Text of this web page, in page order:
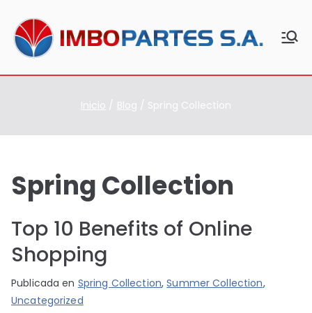
contenido
Imbo
Equipo
repues
agríco
Inicio Blog Spring Collection
Spring Collection
Top 10 Benefits of Online
Shopping
P
o
P
u
Publicada en Spring Collection,Summer Collection,
Uncategorized